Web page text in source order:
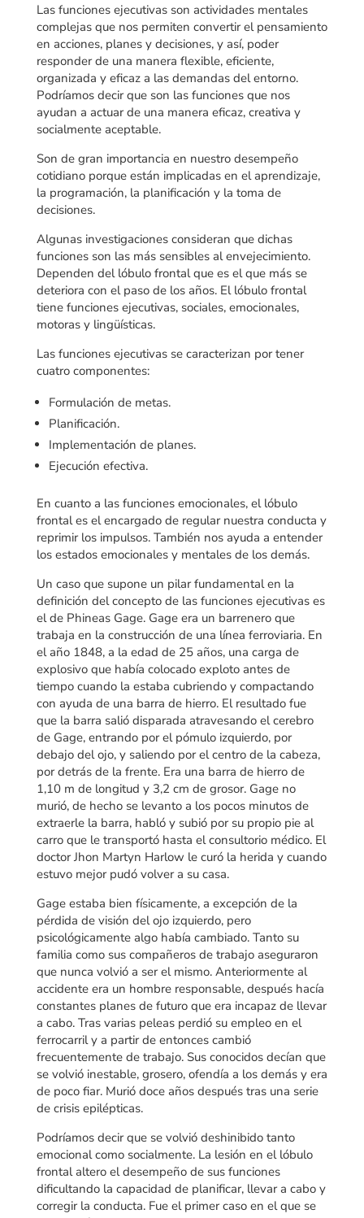
Las funciones ejecutivas son actividades mentales
complejas que nos permiten convertir el pensamiento
en acciones, planes y decisiones, y así, poder
responder de una manera flexible, eficiente,
organizada y eficaz a las demandas del entorno.
Podríamos decir que son las funciones que nos
ayudan a actuar de una manera eficaz, creativa y
socialmente aceptable.
Son de gran importancia en nuestro desempeño
cotidiano porque están implicadas en el aprendizaje,
la programación, la planificación y la toma de
decisiones.
Algunas investigaciones consideran que dichas
funciones son las más sensibles al envejecimiento.
Dependen del lóbulo frontal que es el que más se
deteriora con el paso de los años. El lóbulo frontal
tiene funciones ejecutivas, sociales, emocionales,
motoras y lingüísticas.
Las funciones ejecutivas se caracterizan por tener
cuatro componentes:
Formulación de metas.
Planificación.
Implementación de planes.
Ejecución efectiva.
En cuanto a las funciones emocionales, el lóbulo
frontal es el encargado de regular nuestra conducta y
reprimir los impulsos. También nos ayuda a entender
los estados emocionales y mentales de los demás.
Un caso que supone un pilar fundamental en la
definición del concepto de las funciones ejecutivas es
el de Phineas Gage. Gage era un barrenero que
trabaja en la construcción de una línea ferroviaria. En
el año 1848, a la edad de 25 años, una carga de
explosivo que había colocado exploto antes de
tiempo cuando la estaba cubriendo y compactando
con ayuda de una barra de hierro. El resultado fue
que la barra salió disparada atravesando el cerebro
de Gage, entrando por el pómulo izquierdo, por
debajo del ojo, y saliendo por el centro de la cabeza,
por detrás de la frente. Era una barra de hierro de
1,10 m de longitud y 3,2 cm de grosor. Gage no
murió, de hecho se levanto a los pocos minutos de
extraerle la barra, habló y subió por su propio pie al
carro que le transportó hasta el consultorio médico. El
doctor Jhon Martyn Harlow le curó la herida y cuando
estuvo mejor pudó volver a su casa.
Gage estaba bien físicamente, a excepción de la
pérdida de visión del ojo izquierdo, pero
psicológicamente algo había cambiado. Tanto su
familia como sus compañeros de trabajo aseguraron
que nunca volvió a ser el mismo. Anteriormente al
accidente era un hombre responsable, después hacía
constantes planes de futuro que era incapaz de llevar
a cabo. Tras varias peleas perdió su empleo en el
ferrocarril y a partir de entonces cambió
frecuentemente de trabajo. Sus conocidos decían que
se volvió inestable, grosero, ofendía a los demás y era
de poco fiar. Murió doce años después tras una serie
de crisis epilépticas.
Podríamos decir que se volvió deshinibido tanto
emocional como socialmente. La lesión en el lóbulo
frontal altero el desempeño de sus funciones
dificultando la capacidad de planificar, llevar a cabo y
corregir la conducta. Fue el primer caso en el que se